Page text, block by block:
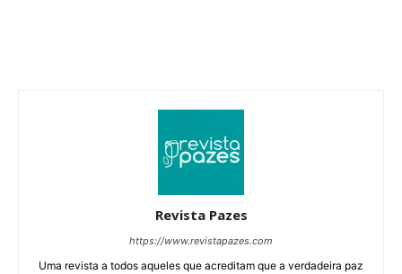
Revista Pazes
https://www.revistapazes.com
Uma revista a todos aqueles que acreditam que a verdadeira paz